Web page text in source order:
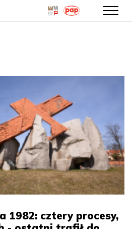
1982: cztery procesy,